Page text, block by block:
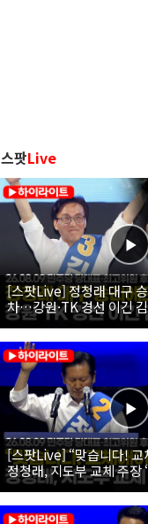
스팟Live
[스팟Live] 정청래 대구
차…강원·TK 경선 이긴
26.08.09 더불어민주당
보 대구·경북 합동연설회
[스팟Live] “맞습니다!
정청래, 지도부 교체 주장
26.08.09 더불어민주당
보 대구·경북 합동연설회